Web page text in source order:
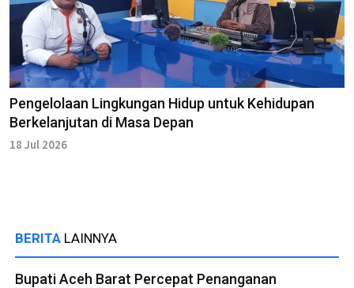
Pengelolaan Lingkungan Hidup untuk Kehidupan
Berkelanjutan di Masa Depan
18 Jul 2026
BERITA LAINNYA
Bupati Aceh Barat Percepat Penanganan